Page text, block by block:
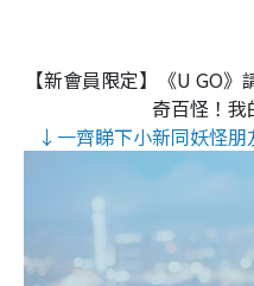
【新會員限定】《U GO
奇百怪！我
↓一齊睇下小新同妖怪